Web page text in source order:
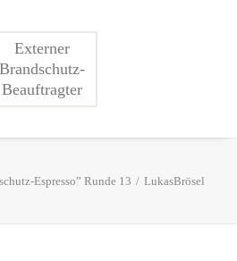
Externer
Brandschutz-
Beauftragter
Espresso” Runde 13 LukasBrösel